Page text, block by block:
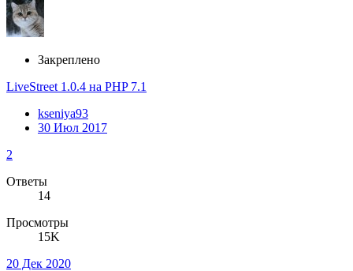
Закреплено
LiveStreet 1.0.4 на PHP 7.1
kseniya93
30 Июл 2017
2
Ответы
14
Просмотры
15K
20 Дек 2020